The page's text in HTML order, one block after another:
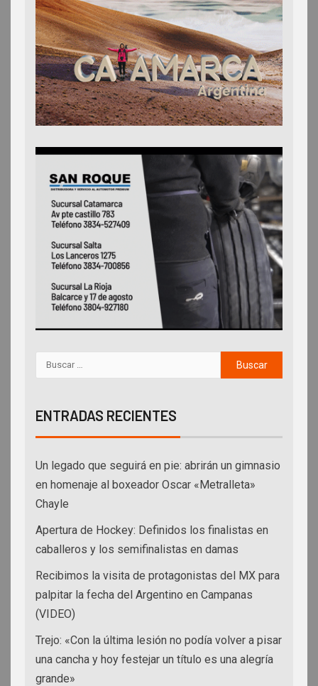
ENTRADAS RECIENTES
Un legado que seguirá en pie: abrirán un gimnasio
en homenaje al boxeador Oscar «Metralleta»
Chayle
Apertura de Hockey: Definidos los finalistas en
caballeros y los semifinalistas en damas
Recibimos la visita de protagonistas del MX para
palpitar la fecha del Argentino en Campanas
(VIDEO)
Trejo: «Con la última lesión no podía volver a pisar
una cancha y hoy festejar un título es una alegría
grande»